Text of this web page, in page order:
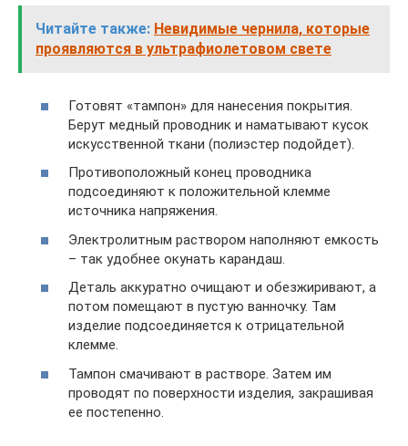
Читайте также: Невидимые чернила, которые
проявляются в ультрафиолетовом свете
Готовят «тампон» для нанесения покрытия.
Берут медный проводник и наматывают кусок
искусственной ткани (полиэстер подойдет).
Противоположный конец проводника
подсоединяют к положительной клемме
источника напряжения.
Электролитным раствором наполняют емкость
– так удобнее окунать карандаш.
Деталь аккуратно очищают и обезжиривают, а
потом помещают в пустую ванночку. Там
изделие подсоединяется к отрицательной
клемме.
Тампон смачивают в растворе. Затем им
проводят по поверхности изделия, закрашивая
ее постепенно.